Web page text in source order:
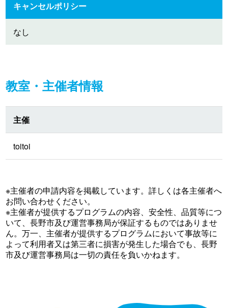
キャンセルポリシー
なし
教室・主催者情報
主催
toitoi
※主催者の申請内容を掲載しています。詳しくは各主催者へ
お問い合わせください。
※主催者が提供するプログラムの内容、安全性、品質等につ
いて、長野市及び運営事務局が保証するものではありませ
ん。万一、主催者が提供するプログラムにおいて事故等に
よって利用者又は第三者に損害が発生した場合でも、長野
市及び運営事務局は一切の責任を負いかねます。